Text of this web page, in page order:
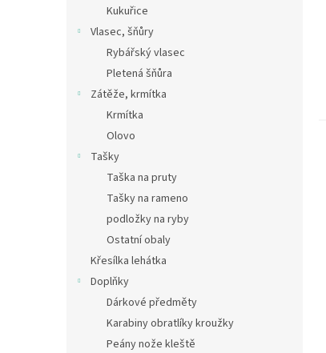
Kukuřice
Vlasec, šňůry
Rybářský vlasec
Pletená šňůra
Zátěže, krmítka
Krmítka
Olovo
Tašky
Taška na pruty
Tašky na rameno
podložky na ryby
Ostatní obaly
Křesílka lehátka
Doplňky
Dárkové předměty
Karabiny obratlíky kroužky
Peány nože kleště